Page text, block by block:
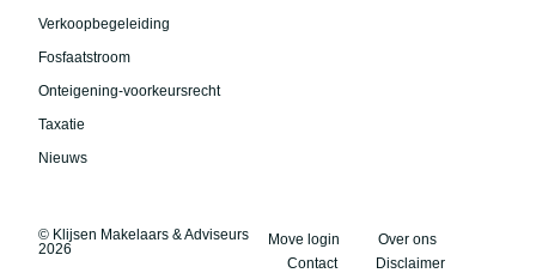
Verkoopbegeleiding
Fosfaatstroom
Onteigening-voorkeursrecht
Taxatie
Nieuws
© Klijsen Makelaars & Adviseurs
2026
Move login
Over ons
Contact
Disclaimer